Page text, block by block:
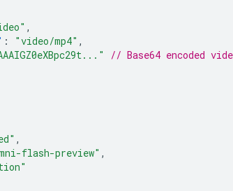
,
: "video/mp4" ,
// Base64 encoded
,
flash-preview" ,